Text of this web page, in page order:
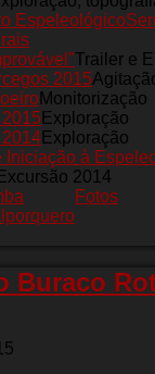
Espeleológico
Trailer e
2015
Monitorização
Exploração
Exploração
Iniciação à
Excursão 2014
Fotos
Buraco